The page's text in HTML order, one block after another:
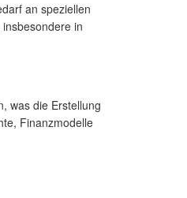
an speziellen
in
was die Erstellung
Finanzmodelle